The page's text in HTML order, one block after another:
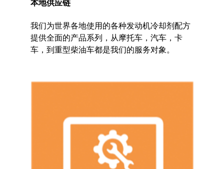
本地供应链
我们为世界各地使用的各种发动机冷却剂配方
提供全面的产品系列，从摩托车，汽车，卡
车，到重型柴油车都是我们的服务对象。